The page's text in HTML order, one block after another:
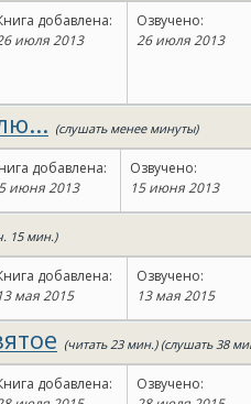
добавлена:
июля 2013
Озвучено:
26 июля 2013
(слушать менее минуты)
добавлена:
июня 2013
Озвучено:
15 июня 2013
15 мин.)
добавлена:
13 мая 2015
Озвучено:
13 мая 2015
(читать 23 мин.) (слушать 38
добавлена:
Озвучено: